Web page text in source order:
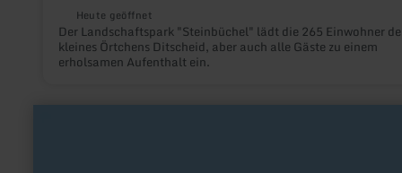
Heute geöffnet
Der Landschaftspark "Steinbüchel" lädt die 265 Einwohner
kleines Örtchens Ditscheid, aber auch alle Gäste zu einem
erholsamen Aufenthalt ein.